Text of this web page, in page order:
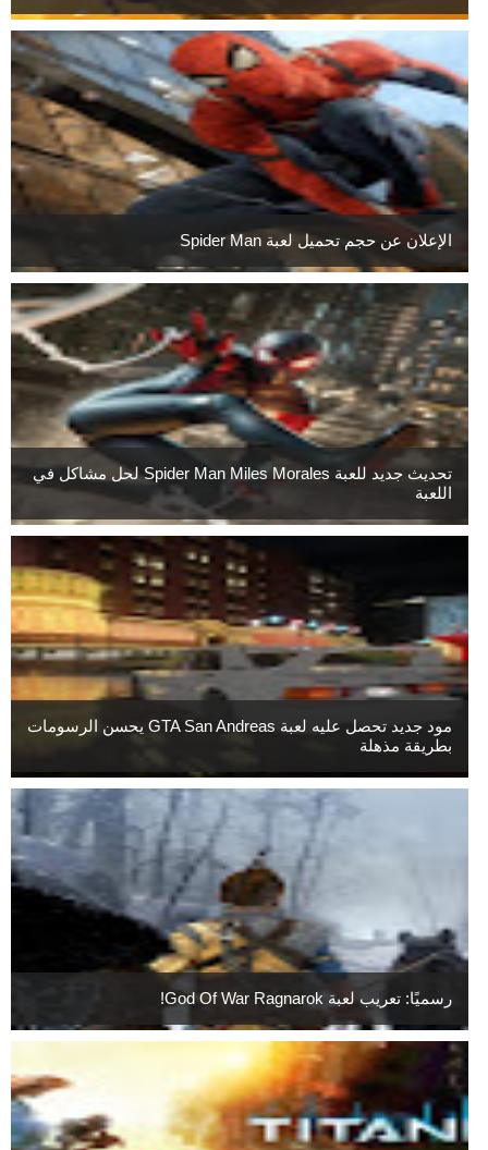
الإعلان عن حجم تحميل لعبة Spider Man
تحديث جديد للعبة Spider Man Miles Morales لحل مشاكل في
اللعبة
مود جديد تحصل عليه لعبة GTA San Andreas يحسن الرسومات
بطريقة مذهلة
رسميًا: تعريب لعبة God Of War Ragnarok!